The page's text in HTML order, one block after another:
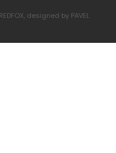
designed by PAVEL